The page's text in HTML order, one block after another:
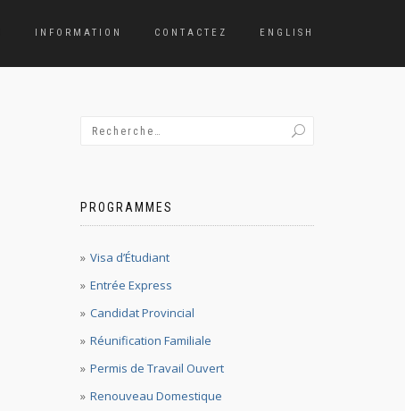
INFORMATION CONTACTEZ ENGLISH
PROGRAMMES
Visa d’Étudiant
Entrée Express
Candidat Provincial
Réunification Familiale
Permis de Travail Ouvert
Renouveau Domestique